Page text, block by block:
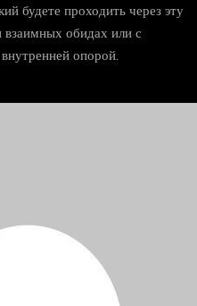
будете проходить через эту
обидах или с
опорой.